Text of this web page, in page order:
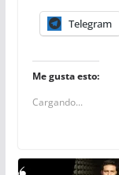
Telegram
Me gusta esto:
Cargando...